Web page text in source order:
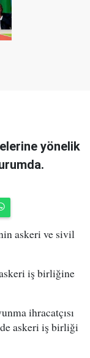
yönelik
askeri ve sivil
iş birliğine
ihracatçısı
askeri iş birliği